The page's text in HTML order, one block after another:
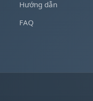
Hướng dẫn
FAQ